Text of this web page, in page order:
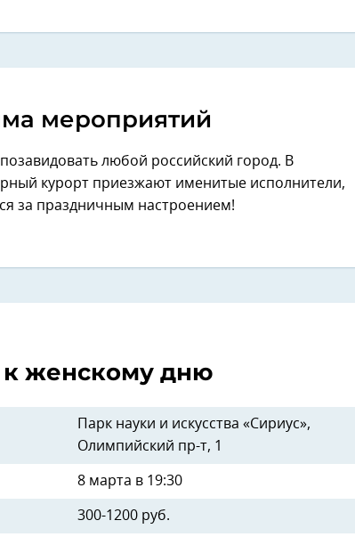
мероприятий
любой российский город. В
курорт приезжают именитые исполнители,
за праздничным настроением!
к женскому дню
Парк науки и искусства «Сириус»,
Олимпийский пр-т, 1
8 марта в 19:30
300-1200 руб.